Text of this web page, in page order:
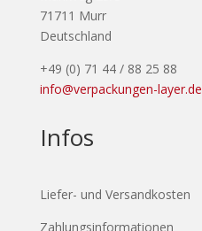
71711 Murr
Deutschland
+49 (0) 71 44 / 88 25 88
info@verpackungen-layer.de
Infos
Liefer- und Versandkosten
Zahlungsinformationen